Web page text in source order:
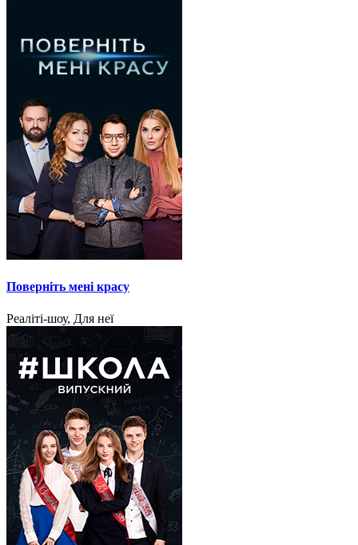
Поверніть мені красу
Реаліті-шоу, Для неї